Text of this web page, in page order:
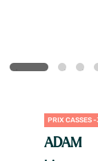
PRIX CASSES
ADAM